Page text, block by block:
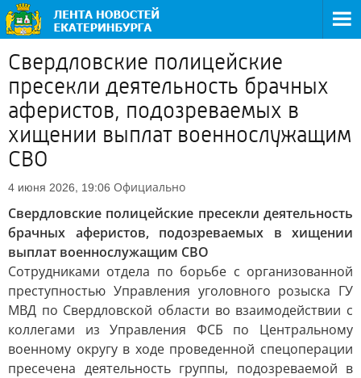
Свердловские полицейские
пресекли деятельность брачных
аферистов, подозреваемых в
хищении выплат военнослужащим
СВО
4 июня 2026, 19:06 Официально
Свердловские полицейские пресекли деятельность
брачных аферистов, подозреваемых в хищении
выплат военнослужащим СВО
Сотрудниками отдела по борьбе с организованной
преступностью Управления уголовного розыска ГУ
МВД по Свердловской области во взаимодействии с
коллегами из Управления ФСБ по Центральному
военному округу в ходе проведенной спецоперации
пресечена деятельность группы, подозреваемой в